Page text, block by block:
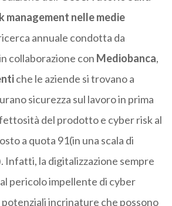
management nelle medie
annuale condotta da
collaborazione con Mediobanca,
che le aziende si trovano a
sicurezza sul lavoro in prima
del prodotto e cyber risk al
a quota 91(in una scala di
Infatti, la digitalizzazione sempre
pericolo impellente di cyber
potenziali incrinature che possono